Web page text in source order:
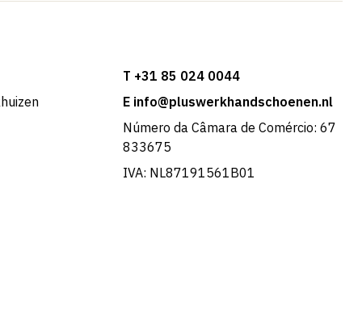
T +31 85 024 0044
E info@pluswerkhandschoenen.nl
Número da Câmara de Comércio: 67
833675
IVA: NL87191561B01